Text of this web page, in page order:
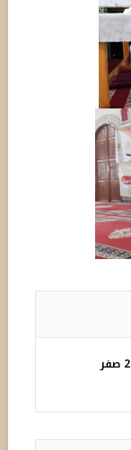
الموافق 22 صفر